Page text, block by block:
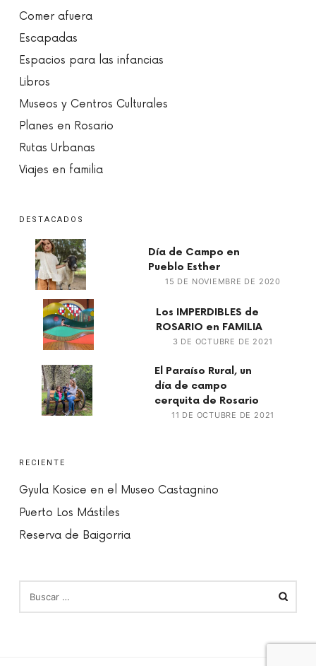
Comer afuera
Escapadas
Espacios para las infancias
Libros
Museos y Centros Culturales
Planes en Rosario
Rutas Urbanas
Viajes en familia
DESTACADOS
Día de Campo en
Pueblo Esther
15 DE NOVIEMBRE DE 2020
Los IMPERDIBLES de
ROSARIO en FAMILIA
3 DE OCTUBRE DE 2021
El Paraíso Rural, un
día de campo
cerquita de Rosario
11 DE OCTUBRE DE 2021
RECIENTE
Gyula Kosice en el Museo Castagnino
Puerto Los Mástiles
Reserva de Baigorria